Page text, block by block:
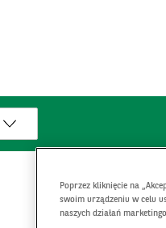
Poprzez kliknięcie na
swoim urządzeniu w celu
naszych działań